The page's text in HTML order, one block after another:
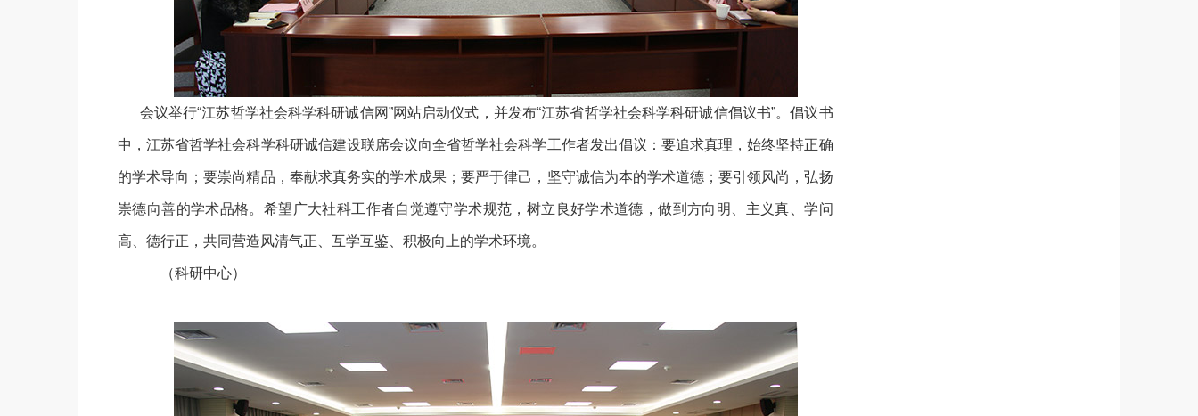
会议举行“江苏哲学社会科学科研诚信网”网站启动仪式，并发布“江苏省哲学社会科学科研诚信倡议书”。倡议书
中，江苏省哲学社会科学科研诚信建设联席会议向全省哲学社会科学工作者发出倡议：要追求真理，始终坚持正确
的学术导向；要崇尚精品，奉献求真务实的学术成果；要严于律己，坚守诚信为本的学术道德；要引领风尚，弘扬
崇德向善的学术品格。希望广大社科工作者自觉遵守学术规范，树立良好学术道德，做到方向明、主义真、学问
高、德行正，共同营造风清气正、互学互鉴、积极向上的学术环境。
（科研中心）